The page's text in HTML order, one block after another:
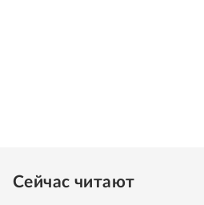
Сейчас читают